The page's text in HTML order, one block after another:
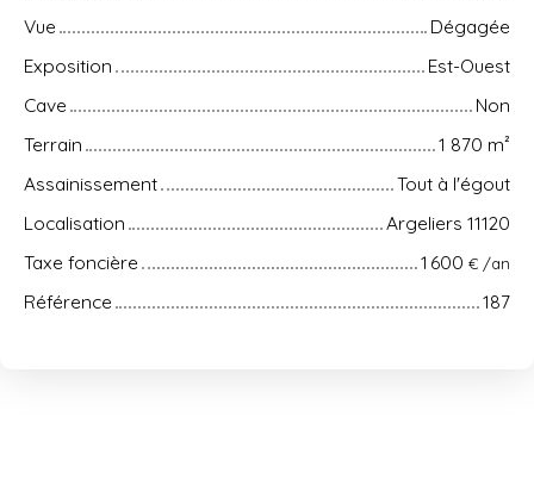
Vue
Dégagée
Exposition
Est-Ouest
Cave
Non
Terrain
1 870 m²
Assainissement
Tout à l'égout
Localisation
Argeliers 11120
Taxe foncière
1 600 € /an
Référence 187